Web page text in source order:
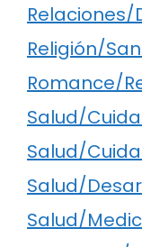
Religión/
Romance/
Salud/
Salud/
Salud/
Salud/